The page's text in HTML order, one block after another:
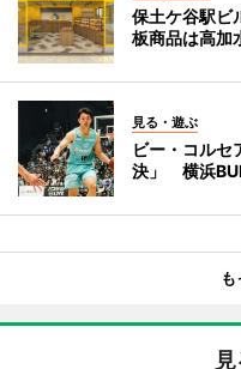
保土ケ谷駅
板商品は高加
見る・遊ぶ
ビー・コルセ
決」 横浜
も